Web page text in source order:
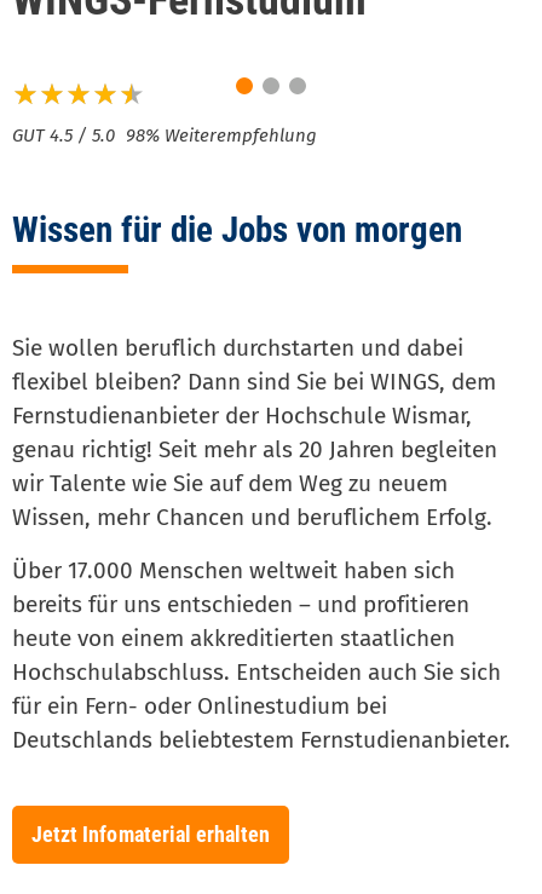
98% Weiterempfehlung
Wissen für die Jobs von morgen
Sie wollen beruflich durchstarten und dabei
flexibel bleiben? Dann sind Sie bei WINGS, dem
Fernstudienanbieter der Hochschule Wismar,
genau richtig! Seit mehr als 20 Jahren begleiten
wir Talente wie Sie auf dem Weg zu neuem
Wissen, mehr Chancen und beruflichem Erfolg.
Über 17.000 Menschen weltweit haben sich
bereits für uns entschieden – und profitieren
heute von einem akkreditierten staatlichen
Hochschulabschluss. Entscheiden auch Sie sich
für ein Fern- oder Onlinestudium bei
Deutschlands beliebtestem Fernstudienanbieter.
Jetzt Infomaterial erhalten